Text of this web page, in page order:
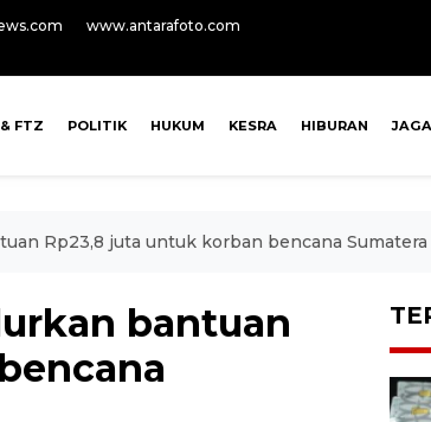
www.antarafoto.com
FTZ POLITIK HUKUM KESRA HIBURAN
Rp23,8 juta untuk korban bencana Sumatera
bantuan